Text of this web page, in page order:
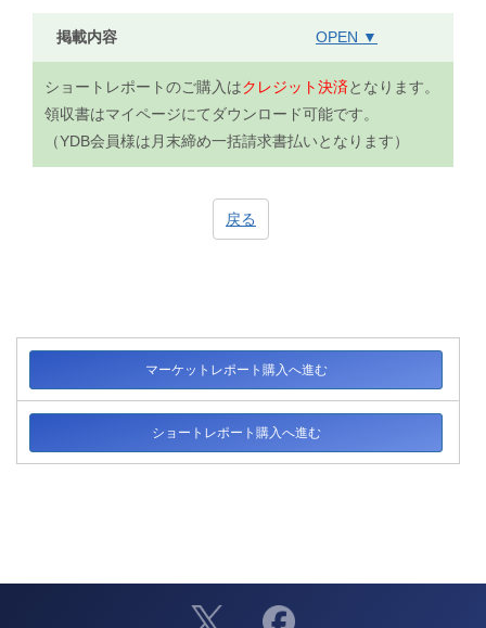
掲載内容 OPEN ▼
ショートレポートのご購入はクレジット決済となります。
領収書はマイページにてダウンロード可能です。
（YDB会員様は月末締め一括請求書払いとなります）
戻る
マーケットレポート購入へ進む
ショートレポート購入へ進む